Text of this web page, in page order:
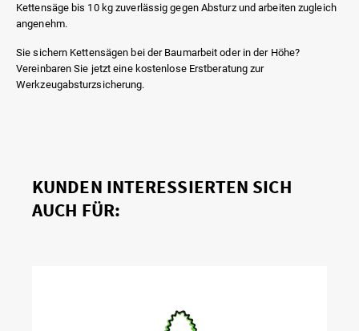
Kettensäge bis 10 kg zuverlässig gegen Absturz und arbeiten zugleich
angenehm.
Sie sichern Kettensägen bei der Baumarbeit oder in der Höhe?
Vereinbaren Sie jetzt eine kostenlose Erstberatung zur
Werkzeugabsturzsicherung.
KUNDEN INTERESSIERTEN SICH
AUCH FÜR: